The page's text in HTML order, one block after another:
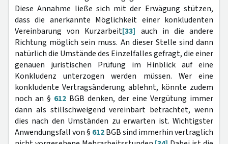
Diese Annahme ließe sich mit der Erwägung stützen,
dass die anerkannte Möglichkeit einer konkludenten
Vereinbarung von Kurzarbeit[33] auch in die andere
Richtung möglich sein muss. An dieser Stelle sind dann
natürlich die Umstände des Einzelfalles gefragt, die einer
genauen juristischen Prüfung im Hinblick auf eine
Konkludenz unterzogen werden müssen. Wer eine
konkludente Vertragsänderung ablehnt, könnte zudem
noch an § 612 BGB denken, der eine Vergütung immer
dann als stillschweigend vereinbart betrachtet, wenn
dies nach den Umständen zu erwarten ist. Wichtigster
Anwendungsfall von § 612BGB sind immerhin vertraglich